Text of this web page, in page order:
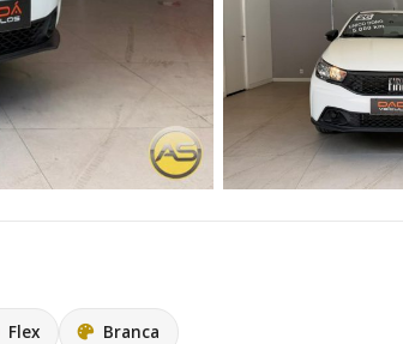
Flex Branca